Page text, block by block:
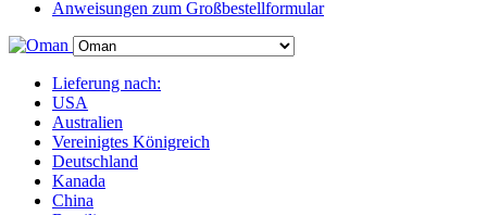
Anweisungen zum Großbestellformular
Lieferung nach:
USA
Australien
Vereinigtes Königreich
Deutschland
Kanada
China